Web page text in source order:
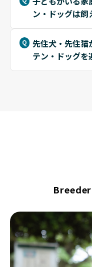
ン・ドッグは飼
先住犬・先住猫
テン・ドッグを